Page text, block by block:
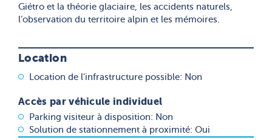
Giétro et la théorie glaciaire, les accidents naturels,
l’observation du territoire alpin et les mémoires.
Location
Location de l'infrastructure possible: Non
Accès par véhicule individuel
Parking visiteur à disposition: Non
Solution de stationnement à proximité: Oui